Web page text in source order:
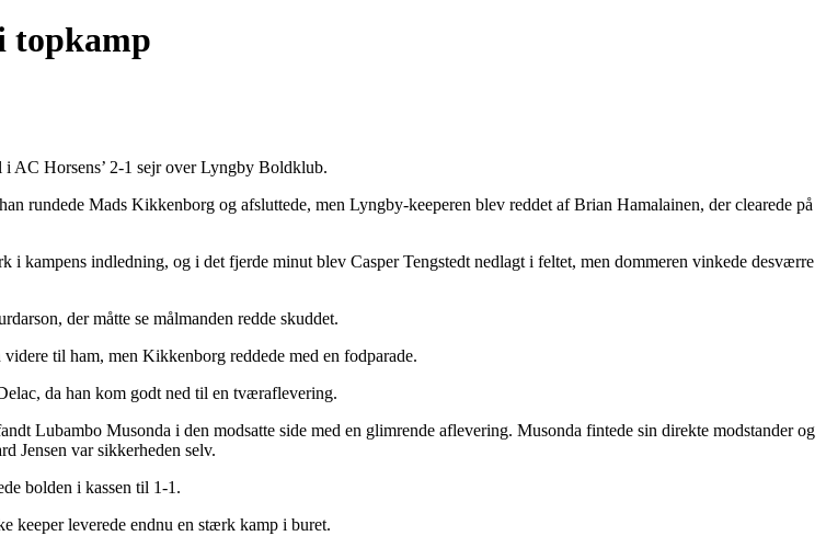
topkamp
i AC Horsens’ 2-1 sejr over Lyngby Boldklub.
rundede Mads Kikkenborg og afsluttede, men Lyngby-keeperen blev reddet af Brian Hamalainen, der clearede på
kampens indledning, og i det fjerde minut blev Casper Tengstedt nedlagt i feltet, men dommeren vinkede desværre
der måtte se målmanden redde skuddet.
til ham, men Kikkenborg reddede med en fodparade.
da han kom godt ned til en tværaflevering.
Lubambo Musonda i den modsatte side med en glimrende aflevering. Musonda fintede sin direkte modstander og
Jensen var sikkerheden selv.
bolden i kassen til 1-1.
keeper leverede endnu en stærk kamp i buret.